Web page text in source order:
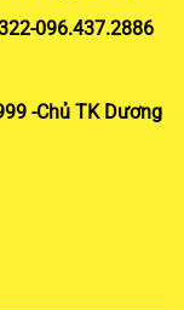
096.437.2886
-Chủ TK Dương